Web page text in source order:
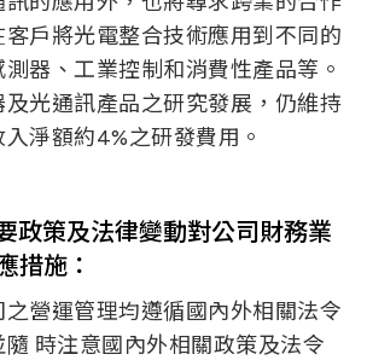
戶將光電整合技術應用到不同的
器、工業控制和消費性產品等。
光通訊產品之研究發展，仍維持
淨額約4%之研發費用。
政策及法律變動對公司財務業
措施：
營運管理均遵循國內外相關法令
時注意國內外相關政策及法令